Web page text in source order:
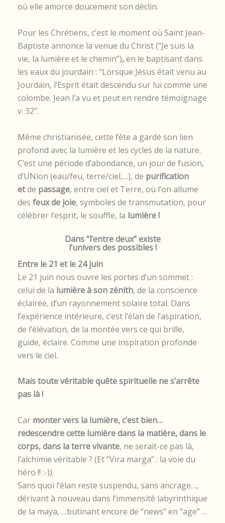
où elle amorce doucement son déclin.
Pour les Chrétiens, c’est le moment où Saint Jean-
Baptiste annonce la venue du Christ (“Je suis la
vie, la lumière et le chemin”),en le baptisant dans
les eaux du jourdain : “Lorsque Jésus était venu au
Jourdain, l’Esprit était descendu sur lui comme une
colombe. Jean l’a vu et peut en rendre témoignage
v. 32”.
Même christianisée, cette fête a gardé son lien
profond avec la lumière et les cycles de la nature.
C’est une période d’abondance, un jour de fusion,
d’UNion (eau/feu, terre/ciel,…), de purification
etde passage, entre ciel et Terre, où l’on allume
des feux de joie, symboles de transmutation, pour
célébrer l’esprit, le souffle, la lumière !
Dans “l’entre deux” existe
l’univers des possibles !
Entre le 21 et le 24 juin
Le 21 juin nous ouvre les portes d’un sommet :
celui de la lumière à son zénith, de la conscience
éclairée, d’un rayonnement solaire total. Dans
l’expérience intérieure, c’est l’élan de l’aspiration,
de l’élévation, de la montée vers ce qui brille,
guide, éclaire. Comme une inspiration profonde
vers le ciel.
Mais toute véritable quête spirituelle ne s’arrête
pas là !
Car monter vers la lumière, c’est bien…
redescendre cette lumière dans la matière, dans le
corps, dans la terre vivante, ne serait-ce pas là,
l’alchimie véritable ? (Et “Vira marga” : la voie du
héro !! :-)).
Sans quoi l’élan reste suspendu, sans ancrage…,
dérivant à nouveau dans l’immensité labyrinthique
de la maya, …butinant encore de “news” en “age” …